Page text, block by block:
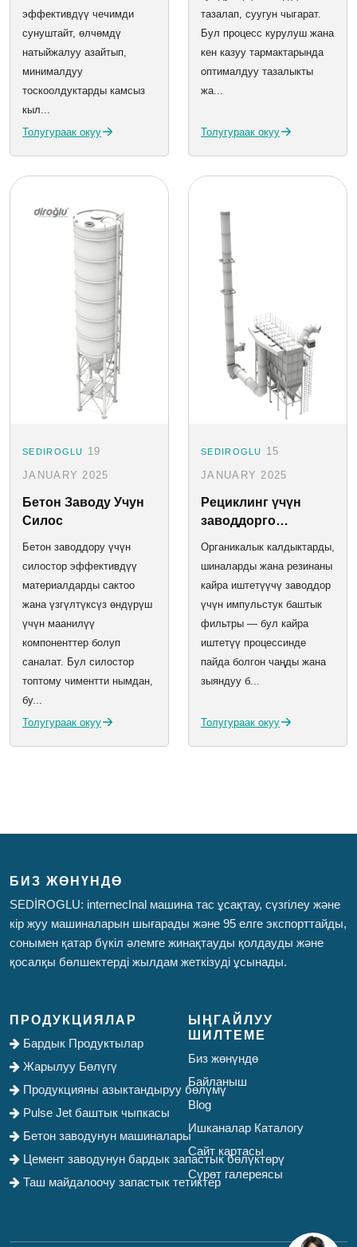
эффективдүү чечимди
сунуштайт, өлчөмдү
натыйжалуу азайтып,
минималдуу
тоскоолдуктарды камсыз
кыл...
Толугураак окуу
тазалап, суугун чыгарат.
Бул процесс курулуш жана
кен казуу тармактарында
оптималдуу тазалыкты
жа...
Толугураак окуу
SEDIROGLU
19
JANUARY 2025
Бетон Заводу Учун
Силос
Бетон заводдору үчүн
силостор эффективдүү
материалдарды сактоо
жана үзгүлтүксүз өндүрүш
үчүн маанилүү
компоненттер болуп
саналат. Бул силостор
топтому чиментти нымдан,
бу...
Толугураак окуу
SEDIROGLU
15
JANUARY 2025
Рециклинг үчүн
заводдорго
калдыктар, шиналар
жана резина үчүн
импульстук баштык
фильтры
Органикалык калдыктарды,
шиналарды жана резинаны
кайра иштетүүчү заводдор
үчүн импульстук баштык
фильтры — бул кайра
иштетүү процессинде
пайда болгон чаңды жана
зыяндуу б...
Толугураак окуу
БИЗ ЖӨНҮНДӨ
SEDİROGLU: internecInal машина тас ұсақтау, сүзгілеу және
кір жуу машиналарын шығарады және 95 елге экспорттайды,
сонымен қатар бүкіл әлемге жинақтауды қолдауды және
қосалқы бөлшектерді жылдам жеткізуді ұсынады.
ПРОДУКЦИЯЛАР
Бардык Продуктылар
Жарылуу Бөлүгү
Продукцияны азыктандыруу бөлүмү
Pulse Jet баштык чыпкасы
Бетон заводунун машиналары
Цемент заводунун бардык запастык бөлүктөрү
Таш майдалоочу запастык тетиктер
ЫҢГАЙЛУУ
ШИЛТЕМЕ
Биз жөнүндө
Байланыш
Blog
Ишканалар Каталогу
Сайт картасы
Сүрөт галереясы